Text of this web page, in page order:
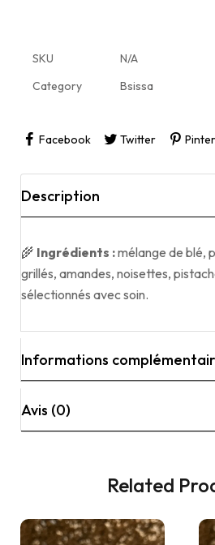
SKU
N/A
Category
Bsissa
Facebook Twitter
Description
🌾 Ingrédients :mélange de blé,
grillés, amandes, noisettes,
sélectionnés avec soin.
Informations
Avis (0)
Related